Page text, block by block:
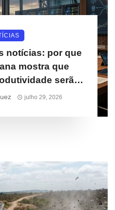
notícias: por que
mostra que
serão
empresas
julho 29, 2026